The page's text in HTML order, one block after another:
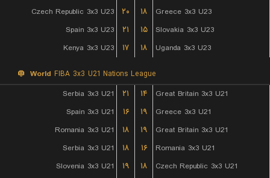
Czech Republic 3x3 U23
۲۰ ۱۸
Greece 3x3 U23
Spain 3x3 U23
۲۱ ۱۵
Slovakia 3x3 U23
Kenya 3x3 U23
۱۷ ۱۸ Uganda 3x3 U23
World FIBA 3x3 U21 Nations League
Serbia 3x3 U21
۲۱ ۱۴
Great Britain 3x3 U21
Spain 3x3 U21
۱۶ ۱۹
Greece 3x3 U21
Romania 3x3 U21
۱۸ ۱۹
Great Britain 3x3 U21
Serbia 3x3 U21
۱۸ ۱۶
Romania 3x3 U21
Slovenia 3x3 U21
۱۹ ۱۸
Czech Republic 3x3 U21